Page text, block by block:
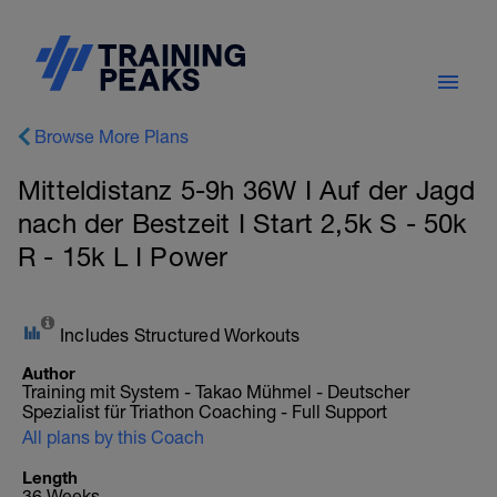
Browse More Plans
Mitteldistanz 5-9h 36W I Auf der Jagd
nach der Bestzeit I Start 2,5k S - 50k
R - 15k L I Power
Includes Structured Workouts
Author
Training mit System - Takao Mühmel - Deutscher
Spezialist für Triathon Coaching - Full Support
All plans by this Coach
Length